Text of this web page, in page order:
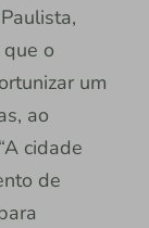
o
um
ao
cidade
de